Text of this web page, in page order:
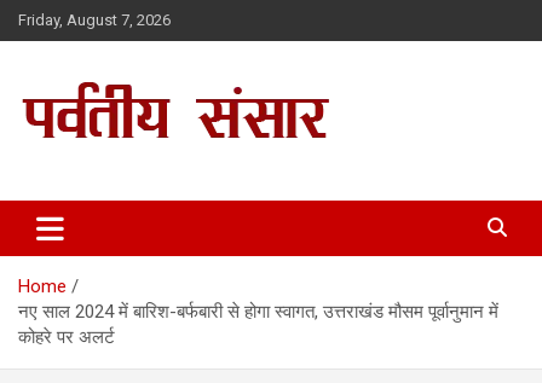
Skip
to
Friday, August 7, 2026
Parwatiya Sansar
Home
नए साल 2024 में बारिश-बर्फबारी से होगा स्वागत, उत्तराखंड मौसम पूर्वानुमान में
कोहरे पर अलर्ट